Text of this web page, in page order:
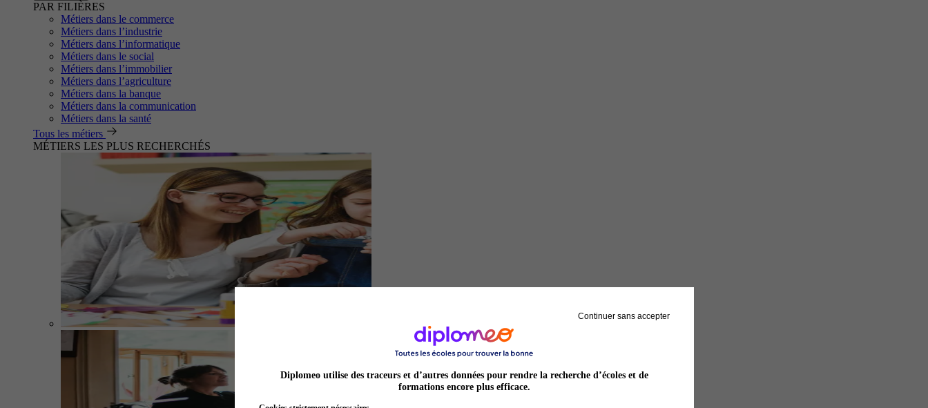
PAR FILIÈRES
Métiers dans le commerce
Métiers dans l’industrie
Métiers dans l’informatique
Métiers dans le social
Métiers dans l’immobilier
Métiers dans l’agriculture
Métiers dans la banque
Métiers dans la communication
Métiers dans la santé
Tous les métiers
MÉTIERS LES PLUS RECHERCHÉS
Auxiliaire de puériculture
Continuer sans accepter
Diplomeo utilise des traceurs et d’autres données pour rendre la recherche d’écoles et de
formations encore plus efficace.